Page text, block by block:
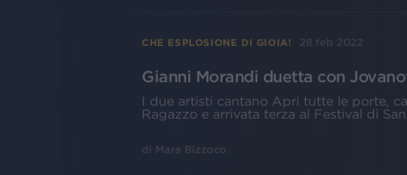
CHE ESPLOSIONE DI GIOIA! 28 feb 2022
Gianni Morandi duetta con
I due artisti cantano Apri tutte le porte,
Ragazzo e arrivata terza al Festival di
di Mara Bizzoco